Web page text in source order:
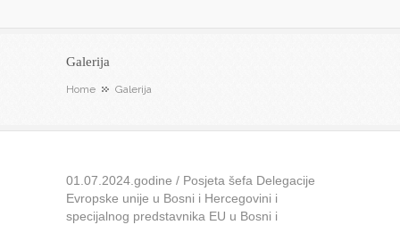
Galerija
Home Galerija
01.07.2024.godine / Posjeta šefa Delegacije
Evropske unije u Bosni i Hercegovini i
specijalnog predstavnika EU u Bosni i